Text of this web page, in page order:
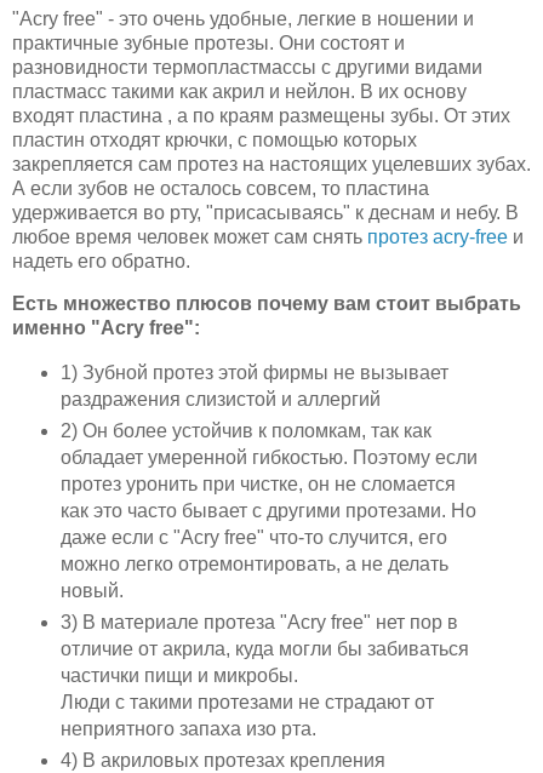
"Acry free" - это очень удобные, легкие в ношении и
практичные зубные протезы. Они состоят и
разновидности термопластмассы с другими видами
пластмасс такими как акрил и нейлон. В их основу
входят пластина , а по краям размещены зубы. От этих
пластин отходят крючки, с помощью которых
закрепляется сам протез на настоящих уцелевших зубах.
А если зубов не осталось совсем, то пластина
удерживается во рту, "присасываясь" к деснам и небу. В
любое время человек может сам снять протез acry-free и
надеть его обратно.
Есть множество плюсов почему вам стоит выбрать
именно "Acry free":
1) Зубной протез этой фирмы не вызывает
раздражения слизистой и аллергий
2) Он более устойчив к поломкам, так как
обладает умеренной гибкостью. Поэтому если
протез уронить при чистке, он не сломается
как это часто бывает с другими протезами. Но
даже если с "Acry free" что-то случится, его
можно легко отремонтировать, а не делать
новый.
3) В материале протеза "Acry free" нет пор в
отличие от акрила, куда могли бы забиваться
частички пищи и микробы.
Люди с такими протезами не страдают от
неприятного запаха изо рта.
4) В акриловых протезах крепления